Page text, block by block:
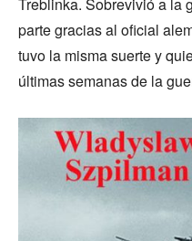
parte gracias al oficial
tuvo la misma suerte y
últimas semanas de la